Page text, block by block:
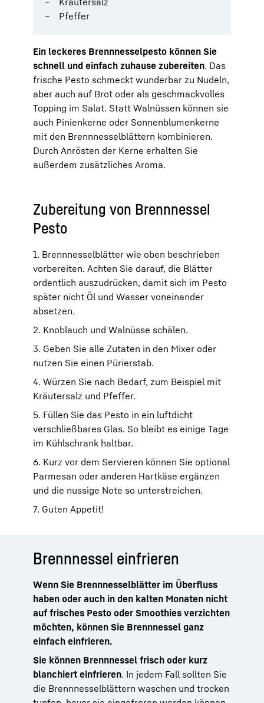
Pfeffer
Ein leckeres Brennnesselpesto können Sie
schnell und einfach zuhause zubereiten. Das
frische Pesto schmeckt wunderbar zu Nudeln,
aber auch auf Brot oder als geschmackvolles
Topping im Salat. Statt Walnüssen können sie
auch Pinienkerne oder Sonnenblumenkerne
mit den Brennnesselblättern kombinieren.
Durch Anrösten der Kerne erhalten Sie
außerdem zusätzliches Aroma.
Zubereitung von Brennnessel
Pesto
1. Brennnesselblätter wie oben beschrieben
vorbereiten. Achten Sie darauf, die Blätter
ordentlich auszudrücken, damit sich im Pesto
später nicht Öl und Wasser voneinander
absetzen.
2. Knoblauch und Walnüsse schälen.
3. Geben Sie alle Zutaten in den Mixer oder
nutzen Sie einen Pürierstab.
4. Würzen Sie nach Bedarf, zum Beispiel mit
Kräutersalz und Pfeffer.
5. Füllen Sie das Pesto in ein luftdicht
verschließbares Glas. So bleibt es einige Tage
im Kühlschrank haltbar.
6. Kurz vor dem Servieren können Sie optional
Parmesan oder anderen Hartkäse ergänzen
und die nussige Note so unterstreichen.
7. Guten Appetit!
Brennnessel einfrieren
Wenn Sie Brennnesselblätter im Überfluss
haben oder auch in den kalten Monaten nicht
auf frisches Pesto oder Smoothies verzichten
möchten, können Sie Brennnessel ganz
einfach einfrieren.
Sie können Brennnessel frisch oder kurz
blanchiert einfrieren. In jedem Fall sollten Sie
die Brennnesselblättern waschen und trocken